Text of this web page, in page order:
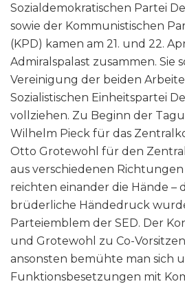
Sozialdemokratischen Partei
sowie der Kommunistischen
(KPD) kamen am 21. und 22.
Admiralspalast zusammen. Sie
Vereinigung der beiden
Sozialistischen Einheitspartei
vollziehen. Zu Beginn der
Wilhelm Pieck für das
Otto Grotewohl für den
aus verschiedenen
reichten einander die Hände –
brüderliche Händedruck
Parteiemblem der SED. Der
und Grotewohl zu Co-
ansonsten bemühte man sich
Funktionsbesetzungen mit